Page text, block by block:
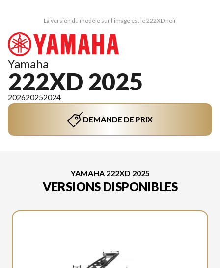
La version du modèle sur l'image est le 222XD noir
Yamaha
222XD 2025
202620252024
DEMANDE DE PRIX
YAMAHA 222XD 2025
VERSIONS DISPONIBLES